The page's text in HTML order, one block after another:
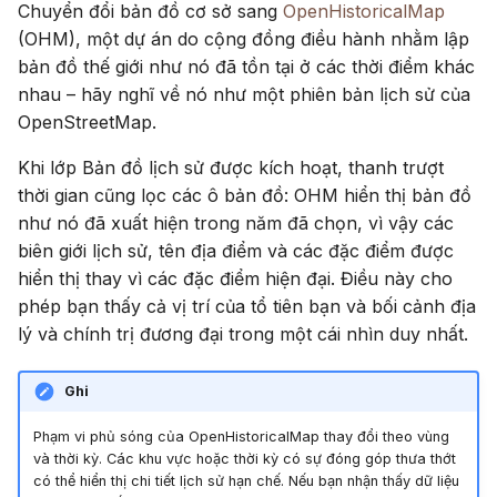
Chuyển đổi bản đồ cơ sở sang OpenHistoricalMap
(OHM), một dự án do cộng đồng điều hành nhằm lập
bản đồ thế giới như nó đã tồn tại ở các thời điểm khác
nhau – hãy nghĩ về nó như một phiên bản lịch sử của
OpenStreetMap.
Khi lớp Bản đồ lịch sử được kích hoạt, thanh trượt
thời gian cũng lọc các ô bản đồ: OHM hiển thị bản đồ
như nó đã xuất hiện trong năm đã chọn, vì vậy các
biên giới lịch sử, tên địa điểm và các đặc điểm được
hiển thị thay vì các đặc điểm hiện đại. Điều này cho
phép bạn thấy cả vị trí của tổ tiên bạn và bối cảnh địa
lý và chính trị đương đại trong một cái nhìn duy nhất.
Ghi
Phạm vi phủ sóng của OpenHistoricalMap thay đổi theo vùng
và thời kỳ. Các khu vực hoặc thời kỳ có sự đóng góp thưa thớt
có thể hiển thị chi tiết lịch sử hạn chế. Nếu bạn nhận thấy dữ liệu